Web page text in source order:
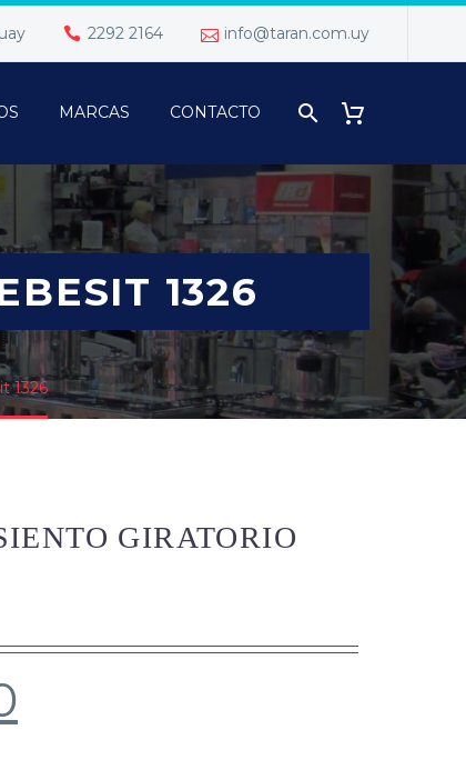
2292 2164 info@taran.com.uy
MARCAS CONTACTO
1326
1326
GIRATORIO